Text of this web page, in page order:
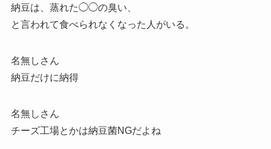
納豆は、蒸れた◯◯の臭い、
と言われて食べられなくなった人がいる。
名無しさん
納豆だけに納得
名無しさん
チーズ工場とかは納豆菌NGだよね